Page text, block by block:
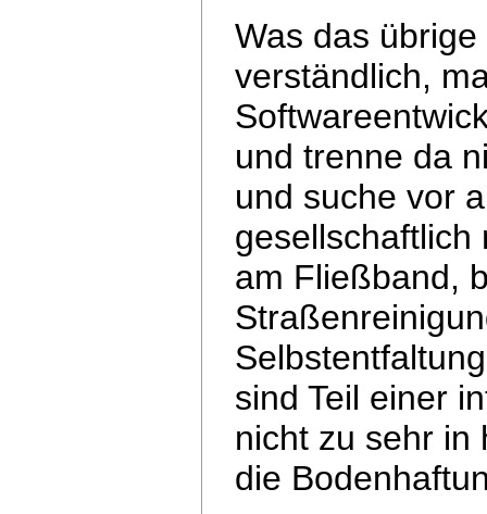
Was das
verständlich,
und trenne da
und suche vor
gesellschaftlich
am Fließband,
sind Teil einer
nicht zu sehr
die